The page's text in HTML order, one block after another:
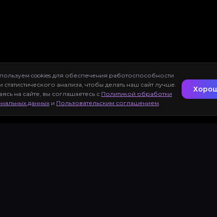
cookies для обеспечения работоспособности
статистического анализа, чтобы делать наш сайт лучше.
на сайте, вы соглашаетесь с Политикой обработки
данных и Пользовательским соглашением.